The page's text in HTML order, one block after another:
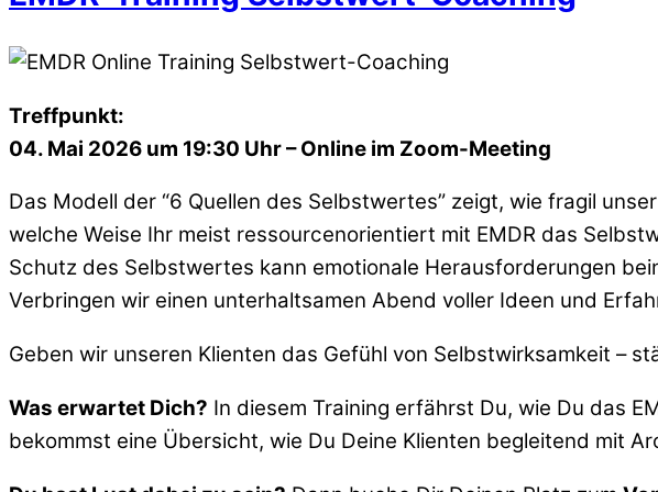
Treffpunkt:
04. Mai 2026 um 19:30 Uhr – Online im Zoom-Meeting
Das Modell der “6 Quellen des Selbstwertes” zeigt, wie fragil
welche Weise Ihr meist ressourcenorientiert mit EMDR das
Schutz des Selbstwertes kann emotionale Herausforderungen
Verbringen wir einen unterhaltsamen Abend voller Ideen und
Geben wir unseren Klienten das Gefühl von Selbstwirksamkeit –
Was erwartet Dich? In diesem Training erfährst Du, wie Du das
bekommst eine Übersicht, wie Du Deine Klienten begleitend mit